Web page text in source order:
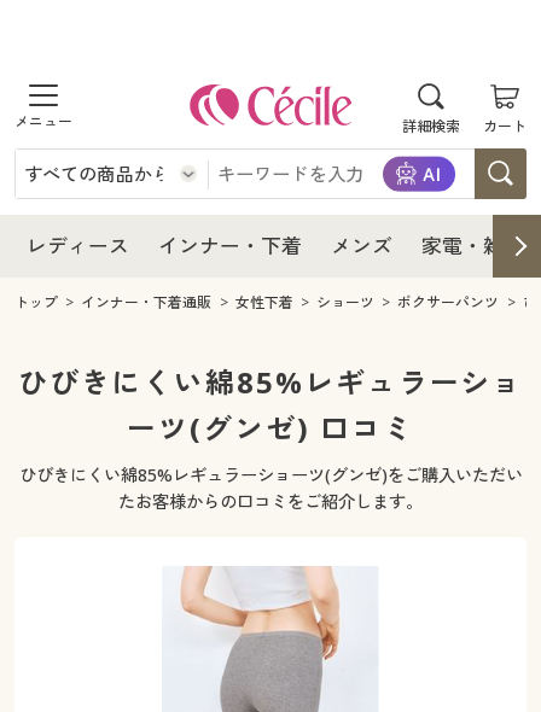
詳細検索 カート
商品を探す
レディース
レディースファッション
女性下着
インナー・下着
インナー・下着通販すべて
女性下着
ジュニア・ティーンズ下着
メンズ
メンズ通販すべて
メンズファッション
家電・雑貨
家電・雑貨すべて
キッチン・雑貨・日用品
寝具・インテリア・家具
寝具・インテリア・家具通販すべて
カーテン・ラグ・ファブリック
美容・健康
美容・健康通販すべて
美容・健康・サプリメント
大きいサイズ通販すべて
レディース インナー・下着 メンズ 家電・雑貨
レディース
レディース通販すべて
レディースファッション
インナー・下着
インナー・下着通販すべて
ジュニア・ティーンズ下着
メンズ
キッチン・雑貨・日用品
寝具・インテリア・家具通販すべて
家具・収納
カーテン・ラグ・ファブリック
美容・健康通販すべて
制服・スクール
ジュニア・ティーンズ下着
大きいサイズ通販すべて
大きいサイズ レディース服
トップ インナー・下着通販 女性下着 ショーツ ボクサーパンツ
ひびきにくい綿85%レギュラーショ
ーツ(グンゼ) 口コミ
ひびきにくい綿85%レギュラーショーツ(グンゼ)をご購入いただい
たお客様からの口コミをご紹介します。